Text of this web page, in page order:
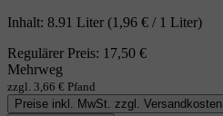
Inhalt: 8.91 Liter (1,96 € / 1 Liter)
Regulärer Preis: 17,50 €
Mehrweg
zzgl. 3,66 € Pfand
Preise inkl. MwSt. zzgl. Versandkosten